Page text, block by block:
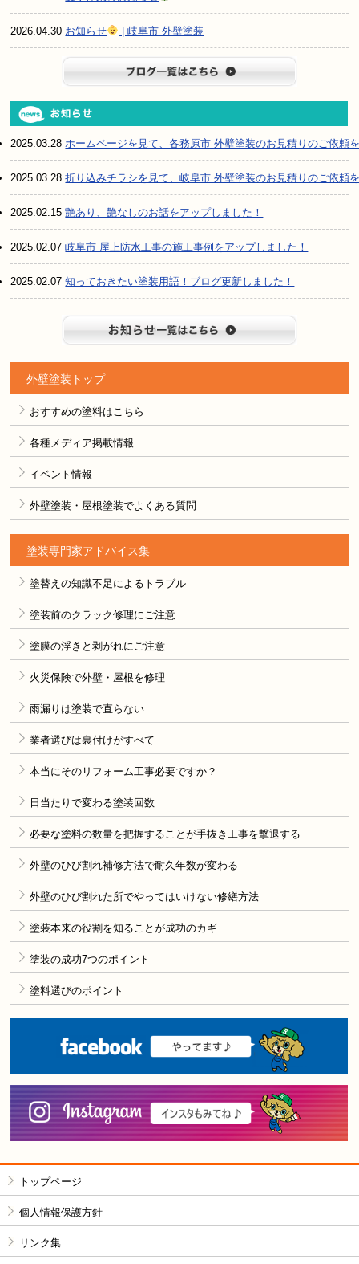
2026.04.30 お知らせ | 岐阜市 外壁塗装
2025.03.28ホームページを見て、各務原市 外壁塗装のお見積りのご依頼
2025.03.28折り込みチラシを見て、岐阜市 外壁塗装のお見積りのご依頼
2025.02.15艶あり、艶なしのお話をアップしました！
2025.02.07岐阜市 屋上防水工事の施工事例をアップしました！
2025.02.07知っておきたい塗装用語！ブログ更新しました！
外壁塗装トップ
おすすめの塗料はこちら
各種メディア掲載情報
イベント情報
外壁塗装・屋根塗装でよくある質問
塗装専門家アドバイス集
塗替えの知識不足によるトラブル
塗装前のクラック修理にご注意
塗膜の浮きと剥がれにご注意
火災保険で外壁・屋根を修理
雨漏りは塗装で直らない
業者選びは裏付けがすべて
本当にそのリフォーム工事必要ですか？
日当たりで変わる塗装回数
必要な塗料の数量を把握することが手抜き工事を撃退する
外壁のひび割れ補修方法で耐久年数が変わる
外壁のひび割れた所でやってはいけない修繕方法
塗装本来の役割を知ることが成功のカギ
塗装の成功7つのポイント
塗料選びのポイント
トップページ
個人情報保護方針
リンク集